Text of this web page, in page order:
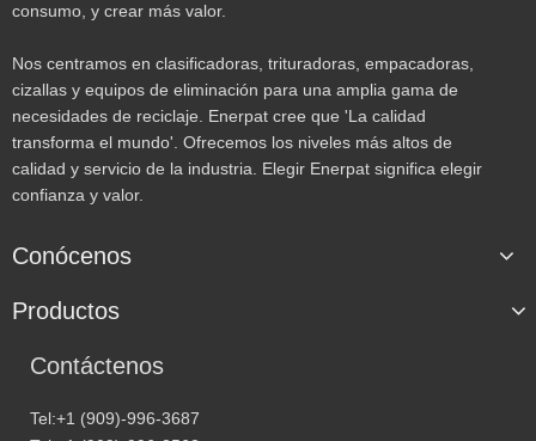
consumo, y crear más valor.
Nos centramos en clasificadoras, trituradoras, empacadoras,
cizallas y equipos de eliminación para una amplia gama de
necesidades de reciclaje. Enerpat cree que 'La calidad
transforma el mundo'. Ofrecemos los niveles más altos de
calidad y servicio de la industria. Elegir Enerpat significa elegir
confianza y valor.
Conócenos
Productos
Contáctenos
Tel:+1 (909)-996-3687